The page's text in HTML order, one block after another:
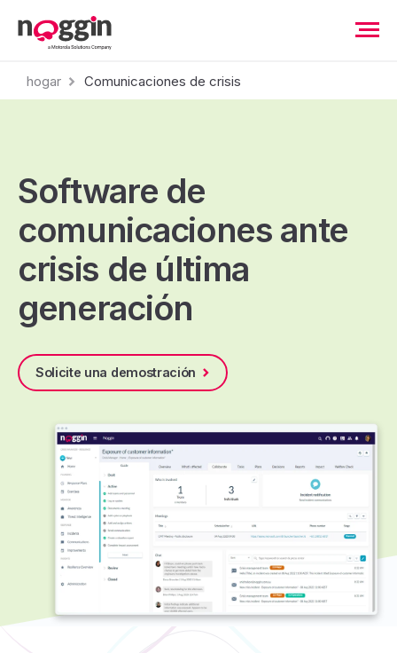
hogar Comunicaciones de crisis
Software de
comunicaciones ante
crisis de última
generación
Solicite una demostración